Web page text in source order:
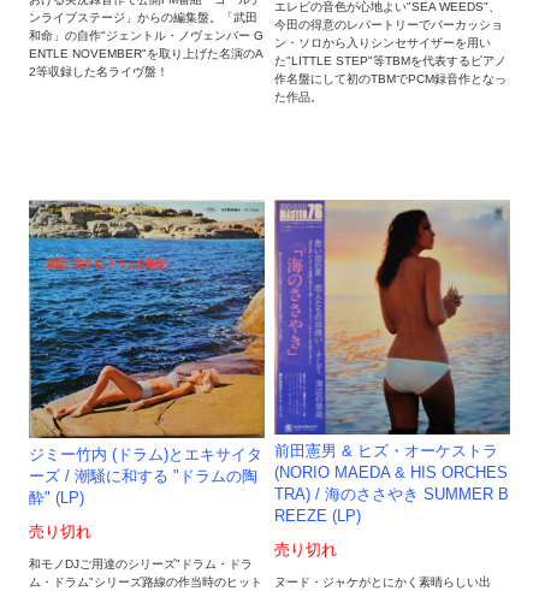
ンライブステージ」からの編集盤。「武田
和命」の自作"ジェントル・ノヴェンバー G
ENTLE NOVEMBER"を取り上げた名演のA
2等収録した名ライヴ盤！
エレピの音色が心地よい"SEA WEEDS"、
今田の得意のレパートリーでパーカッショ
ン・ソロから入りシンセサイザーを用い
た"LITTLE STEP"等TBMを代表するピアノ
作名盤にして初のTBMでPCM録音作となっ
た作品。
ジミー竹内 (ドラム)とエキサイタ
ーズ / 潮騒に和する "ドラムの陶
酔" (LP)
売り切れ
和モノDJご用達のシリーズ"ドラム・ドラ
ム・ドラム"シリーズ路線の作当時のヒット
前田憲男 & ヒズ・オーケストラ
(NORIO MAEDA & HIS ORCHES
TRA) / 海のささやき SUMMER B
REEZE (LP)
売り切れ
ヌード・ジャケがとにかく素晴らしい出